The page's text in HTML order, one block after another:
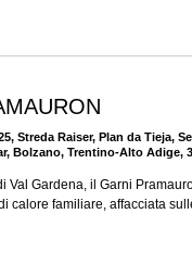
Streda Raiser, Plan da Tieja,
Bolzano, Trentino-Alto Adige,
Val Gardena, il Garni
calore familiare, affacciata